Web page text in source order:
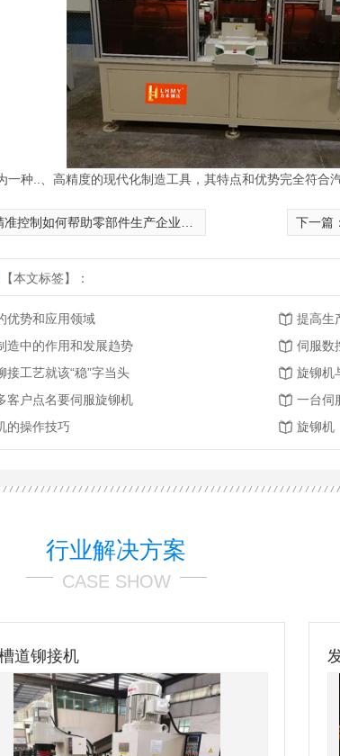
一种..、高精度的现代化制造工具，其特点和优势完全符合
制如何帮助零部件生产企业提升组装效率 下一篇：
【本文标签】：
优势和应用领域
提高生
造中的作用和发展趋势
伺服数
接工艺就该“稳”字当头
旋铆机
客户点名要伺服旋铆机
的操作技巧
旋铆机
行业解决方案
CASE SHOW
底部压铆系统